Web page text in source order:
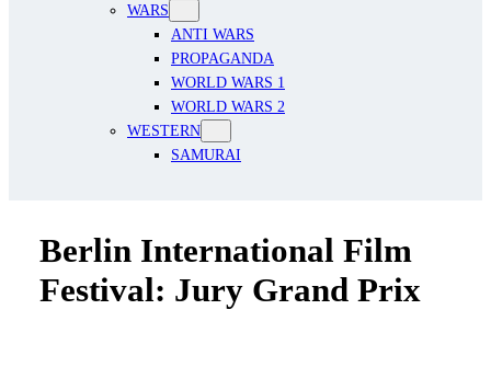
WARS
ANTI WARS
PROPAGANDA
WORLD WARS 1
WORLD WARS 2
WESTERN
SAMURAI
Berlin International Film
Festival: Jury Grand Prix